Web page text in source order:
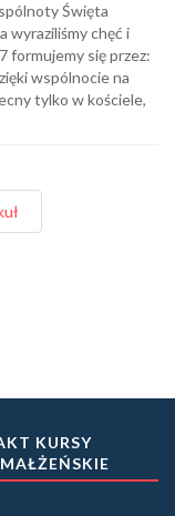
Święta
wyraziliśmy chęć i
formujemy się przez:
wspólnocie na
tylko w kościele,
KURSY